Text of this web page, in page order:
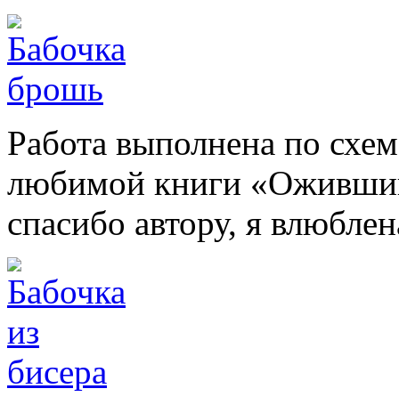
Работа выполнена по
любимой книги
спасибо автору, я